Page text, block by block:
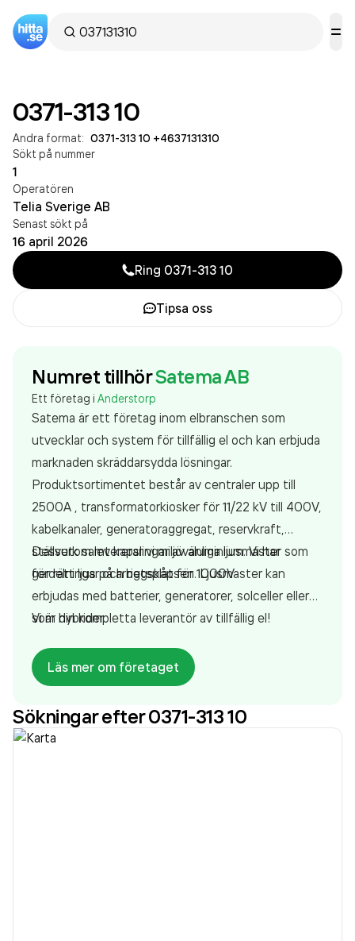
0371-313 10
Andra format: 0371-313 10 +4637131310
Sökt på nummer
1
Operatören
Telia Sverige AB
Senast sökt på
16 april 2026
Ring 0371-313 10
Tipsa oss
Numret tillhörSatema AB
Ett företag i Anderstorp
Satema är ett företag inom elbranschen som
utvecklar och system för tillfällig el och kan erbjuda
marknaden skräddarsydda lösningar.
Produktsortimentet består av centraler upp till
2500A , transformatorkiosker för 11/22 kV till 400V,
kabelkanaler, generatoraggregat, reservkraft,
ställverk samt kapslingar av aluminium. Vi har
fördelningar och riggskåp för 1000V
Dessutom levererar vi miljövänliga ljusmaster som
ger rätt ljus på arbetsplatsen. Ljusmaster kan
erbjudas med batterier, generatorer, solceller eller
som hybrider
Vi är din kompletta leverantör av tillfällig el!
Läs mer om företaget
Sökningar efter 0371-313 10